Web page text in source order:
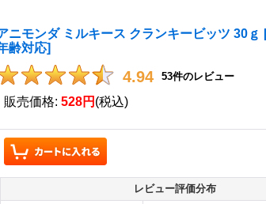
ニモンダ ミルキース クランキービッツ 30ｇ
齢対応]
4.94 53件のレビュー
販売価格: 528円 (税込)
レビュー評価分布